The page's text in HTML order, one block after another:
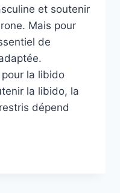
et soutenir
Mais pour
de
la libido
la libido, la
dépend